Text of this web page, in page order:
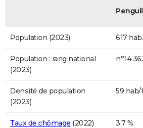
Population (2023) 617 hab.
Population : rang national
(2023)
n°14
Densité de population
(2023)
59 hab/
Taux de chômage (2022) 3,7 %